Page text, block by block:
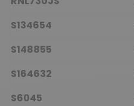
S134654
S148855
S164632
S6045